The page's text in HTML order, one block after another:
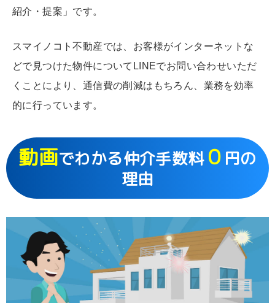
紹介・提案」です。
スマイノコト不動産では、お客様がインターネットな
どで見つけた物件についてLINEでお問い合わせいただ
くことにより、通信費の削減はもちろん、業務を効率
的に行っています。
動画でわかる仲介手数料０ 円の
理由